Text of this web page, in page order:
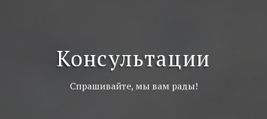
Консультации
Спрашивайте, мы вам рады!